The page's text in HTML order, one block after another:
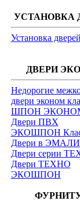
УСТАНОВКА
Установка дверей
ДВЕРИ
Недорогие
двери эконом
ШПОН
Двери ПВХ
ЭКОШПОН
Двери в ЭМАЛИ
Двери серии
Двери ТЕХНО
ЭКОШПОН